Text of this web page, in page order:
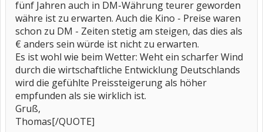
fünf Jahren auch in DM-Währung teurer geworden
währe ist zu erwarten. Auch die Kino - Preise waren
schon zu DM - Zeiten stetig am steigen, das dies als
€ anders sein würde ist nicht zu erwarten.
Es ist wohl wie beim Wetter: Weht ein scharfer Wind
durch die wirtschaftliche Entwicklung Deutschlands
wird die gefühlte Preissteigerung als höher
empfunden als sie wirklich ist.
Gruß,
Thomas[/QUOTE]